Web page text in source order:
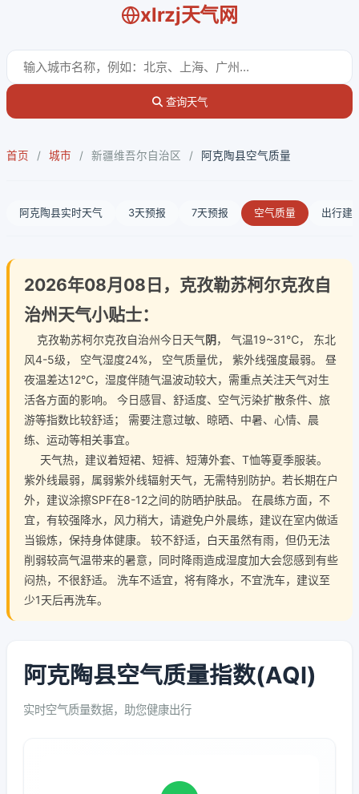
xlrzj天气网
查询天气
首页 / 城市 / 新疆维吾尔自治区 / 阿克陶县空气质量
阿克陶县实时天气 3天预报 7天预报 空气质量 出行建
2026年08月08日，克孜勒苏柯尔克孜自
治州天气小贴士：
克孜勒苏柯尔克孜自治州今日天气阴， 气温19~31℃， 东北
风4-5级， 空气湿度24%， 空气质量优， 紫外线强度最弱。 昼
夜温差达12℃，湿度伴随气温波动较大，需重点关注天气对生
活各方面的影响。 今日感冒、舒适度、空气污染扩散条件、旅
游等指数比较舒适； 需要注意过敏、晾晒、中暑、心情、晨
练、运动等相关事宜。
天气热，建议着短裙、短裤、短薄外套、T恤等夏季服装。
紫外线最弱，属弱紫外线辐射天气，无需特别防护。若长期在户
外，建议涂擦SPF在8-12之间的防晒护肤品。 在晨练方面，不
宜，有较强降水，风力稍大，请避免户外晨练，建议在室内做适
当锻炼，保持身体健康。 较不舒适，白天虽然有雨，但仍无法
削弱较高气温带来的暑意，同时降雨造成湿度加大会您感到有些
闷热，不很舒适。 洗车不适宜，将有降水，不宜洗车，建议至
少1天后再洗车。
阿克陶县空气质量指数(AQI)
实时空气质量数据，助您健康出行